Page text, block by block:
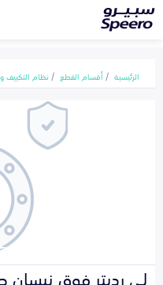
الرئيسية أقسام القطع نظام التكييف
لي رديتر فوق نيسان صني